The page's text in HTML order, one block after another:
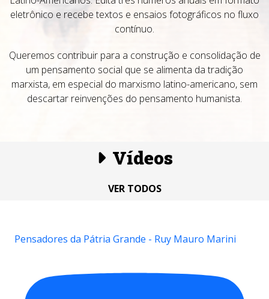
eletrônico e recebe textos e ensaios fotográficos no fluxo
contínuo.
Queremos contribuir para a construção e consolidação de
um pensamento social que se alimenta da tradição
marxista, em especial do marxismo latino-americano, sem
descartar reinvenções do pensamento humanista.
Vídeos
VER TODOS
Pensadores da Pátria Grande - Ruy Mauro Marini